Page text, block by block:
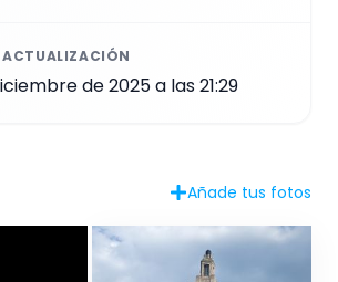
de 2025 a las 21:29
Añade tus fotos